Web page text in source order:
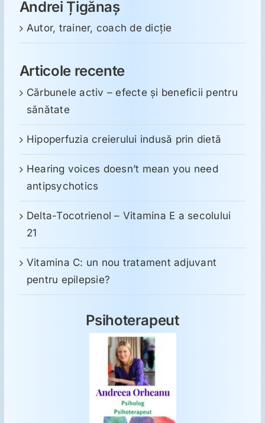
Andrei Țigănaș
Autor, trainer, coach de dicție
Articole recente
Cărbunele activ – efecte și beneficii pentru
sănătate
Hipoperfuzia creierului indusă prin dietă
Hearing voices doesn’t mean you need
antipsychotics
Delta-Tocotrienol – Vitamina E a secolului
21
Vitamina C: un nou tratament adjuvant
pentru epilepsie?
Psihoterapeut